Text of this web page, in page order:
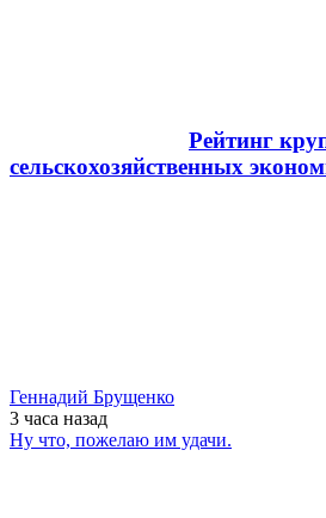
Рейтинг
сельскохозяйственных
Геннадий Брущенко
3 часа назад
Ну что, пожелаю им удачи.